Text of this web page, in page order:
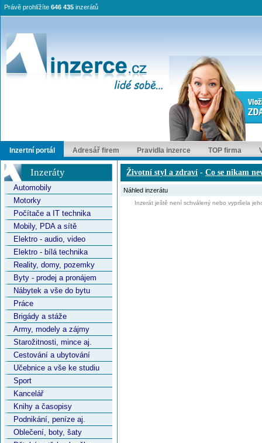
Právě prohlížíte 646 435 inzerátů
Inzertní portál Adresář firem Pravidla inzerce TOP firma
Inzeráty
Automobily
Motorky
Počítače a IT technika
Mobily, PDA a sítě
Elektro - audio, video
Elektro - bílá technika
Reality, domy, pozemky
Byty - prodej a pronájem
Nábytek a vše do bytu
Práce
Brigády a stáže
Army, modely a zájmy
Starožitnosti, mince aj.
Cestování a ubytování
Učebnice a vše ke studiu
Sport
Kancelář
Knihy a časopisy
Podnikání, peníze aj.
Oblečení, boty, šaty
Životní styl a zdraví - Co se nikam
Náhled inzerátu
Inzerát ještě není schválený nebo vypršela